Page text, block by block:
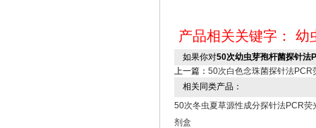
产品相关关键字： 幼
如果你对50次幼虫芽孢杆菌探针法
上一篇： 50次白色念珠菌探针法PCR
相关同类产品：
50次冬虫夏草源性成分探针法PCR荧
剂盒